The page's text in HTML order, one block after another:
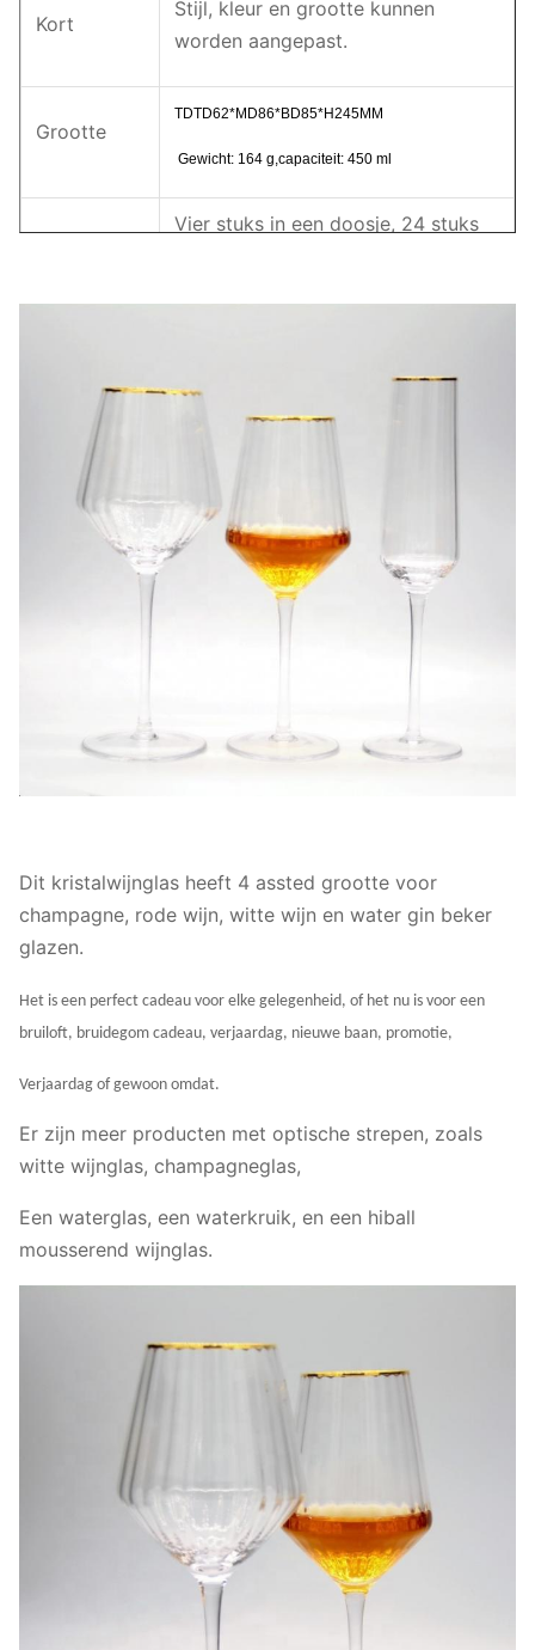
Kort
Stijl, kleur en grootte kunnen
worden aangepast.
Grootte
TDTD62*MD86*BD85*H245MM
Gewicht: 164 g,capaciteit: 450 ml
Pakket
Vier stuks in een doosje, 24 stuks
Levertyd 15 dagen
Ons bedrijf en onze fabriek doen veel moeite om
de kwaliteit te controleren.We willen graag
samenwerken met onze vrienden en zakenpartners
van over de hele wereld..
Dit kristalwijnglas heeft 4 assted grootte voor
champagne, rode wijn, witte wijn en water gin beker
glazen.
Het is een perfect cadeau voor elke gelegenheid, of het nu is voor een
bruiloft, bruidegom cadeau, verjaardag, nieuwe baan, promotie,
Verjaardag of gewoon omdat.
Er zijn meer producten met optische strepen, zoals
witte wijnglas, champagneglas,
Een waterglas, een waterkruik, en een hiball
mousserend wijnglas.